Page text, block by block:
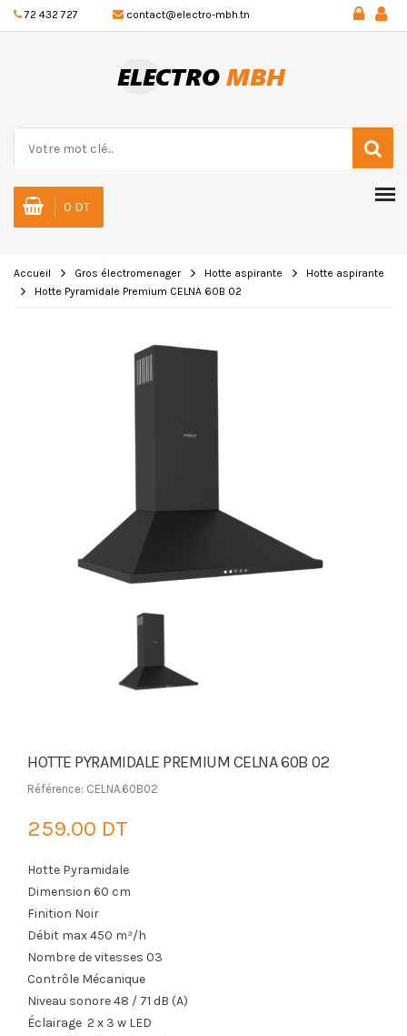
72 432 727 contact@electro-mbh.tn
0 DT
Accueil Gros électromenager Hotte aspirante
Hotte aspirante
Hotte Pyramidale Premium CELNA 60B 02
HOTTE PYRAMIDALE PREMIUM CELNA 60B 02
Référence: CELNA.60B02
259.00 DT
Hotte Pyramidale
Dimension 60 cm
Finition Noir
Débit max 450 m³/h
Nombre de vitesses 03
Contrôle Mécanique
Niveau sonore 48 / 71 dB (A)
Éclairage 2 x 3 w LED